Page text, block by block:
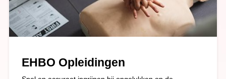
EHBO Opleidingen